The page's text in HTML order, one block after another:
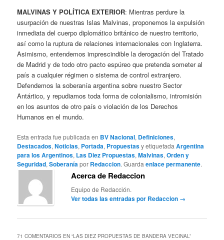
MALVINAS Y POLÍTICA EXTERIOR: Mientras perdure la
usurpación de nuestras Islas Malvinas, proponemos la expulsión
inmediata del cuerpo diplomático británico de nuestro territorio,
así como la ruptura de relaciones internacionales con Inglaterra.
Asimismo, entendemos imprescindible la derogación del Tratado
de Madrid y de todo otro pacto espúreo que pretenda someter al
país a cualquier régimen o sistema de control extranjero.
Defendemos la soberanía argentina sobre nuestro Sector
Antártico, y repudiamos toda forma de colonialismo, intromisión
en los asuntos de otro país o violación de los Derechos
Humanos en el mundo.
Esta entrada fue publicada en BV Nacional, Definiciones,
Destacados,Noticias, Portada, Propuestasy etiquetadaArgentina
para los Argentinos, Las Diez Propuestas,Malvinas,Orden y
Seguridad,Soberaníapor Redaccion. Guardaenlace permanente.
Acerca de Redaccion
Equipo de Redacción.
Ver todas las entradas por Redaccion →
71 COMENTARIOS EN “LAS DIEZ PROPUESTAS DE BANDERA VECINAL”